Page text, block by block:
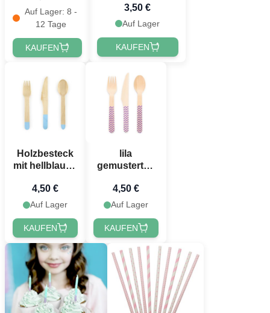
Auf Lager: 8 -
12 Tage
KAUFEN
3,50 €
Auf Lager
KAUFEN
Holzbesteck
mit hellblauen
Teile - 16 cm
4,50 €
Auf Lager
KAUFEN
lila
gemustertes
18 Teile - 16
cm
4,50 €
Auf Lager
KAUFEN
Jetzt registrieren!